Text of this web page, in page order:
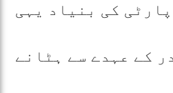
کی بنیاد یہی
کے عہدے سے ہٹانے